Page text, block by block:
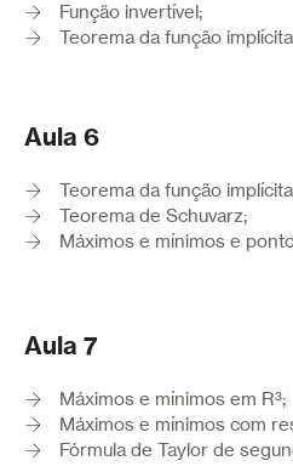
Função invertível;
Teorema da função
Aula 6
Teorema da função
Teorema de Schuvarz;
Máximos e mínimos e
Aula 7
Máximos e mínimos em R³;
Máximos e mínimos com
Fórmula de Taylor de